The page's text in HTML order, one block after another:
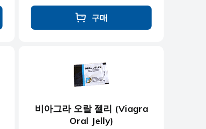
구매
비아그라 오랄 젤리 (Viagra
Oral Jelly)